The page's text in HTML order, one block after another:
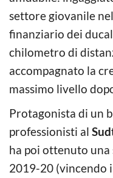
settore giovanile
finanziario dei
chilometro di
accompagnato la
massimo livello
Protagonista di un
professionisti al
ha poi ottenuto
2019-20 (vincendo